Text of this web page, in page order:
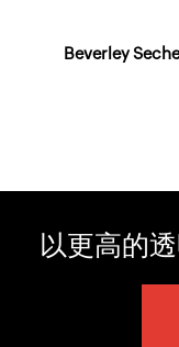
Beverley Seche
以更高的